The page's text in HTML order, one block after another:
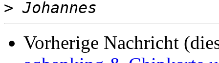
>
Vorherige Nachricht